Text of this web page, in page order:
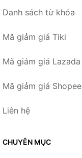
Danh sách từ khóa
Mã giảm giá Tiki
Mã giảm giá Lazada
Mã giảm giá Shopee
Liên hệ
CHUYÊN MỤC